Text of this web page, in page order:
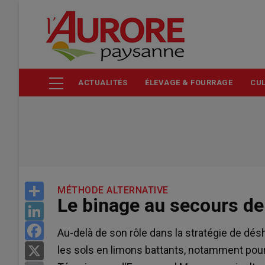
contenu
ACTUALITÉS ÉLEVAGE & FOURRAGE
Share
LinkedIn
Facebook
MÉTHODE ALTERNATIVE
Le binage au secours
Au-delà de son rôle dans la stratégie de
les sols en limons battants, notamment